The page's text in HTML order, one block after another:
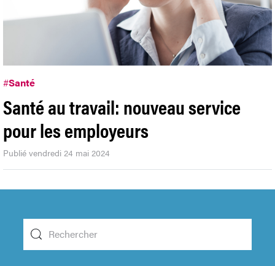
#Santé
Santé au travail: nouveau service
pour les employeurs
Publié vendredi 24 mai 2024